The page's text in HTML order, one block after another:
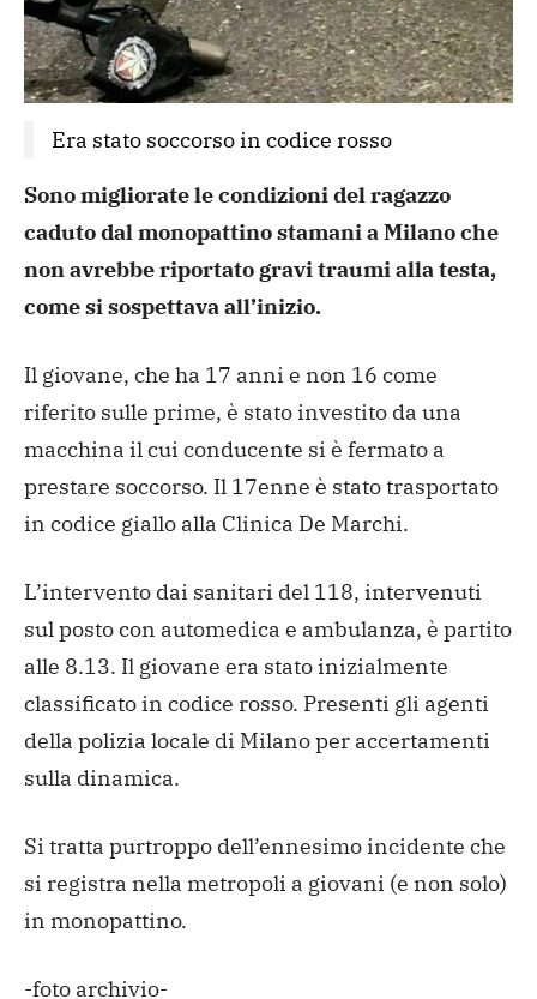
Era stato soccorso in codice rosso
Sono migliorate le condizioni delragazzo
caduto dal monopattino stamani a Milano che
non avrebberiportato gravi traumi alla testa,
come si sospettavaall’inizio.
Il giovane, che ha 17 anni e non 16 come
riferito sulle prime, è stato investito da una
macchina il cui conducente si è fermato a
prestare soccorso. Il 17enne è stato trasportato
in codice giallo alla Clinica De Marchi.
L’intervento dai sanitari del 118, intervenuti
sul posto con automedica e ambulanza, è partito
alle 8.13. Il giovane era stato inizialmente
classificato in codice rosso. Presenti gli agenti
della polizia locale di Milano per accertamenti
sulla dinamica.
Si tratta purtroppo dell’ennesimo incidente che
si registra nella metropoli a giovani (e non solo)
in monopattino.
-foto archivio-